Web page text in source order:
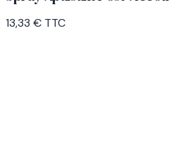
13,33 € TTC